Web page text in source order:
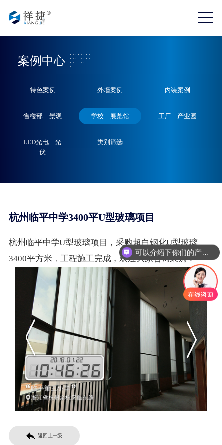
案例中心
特色案例 外墙案例 内装案例
售楼部｜景观 学校｜展览馆 工厂｜产业园
LED光电｜光
伏
类别筛选
杭州临平中学3400平U型玻璃项目
杭州临平中学U型玻璃项目，采购超白钢化U型玻璃
3400平方米，工程施工完成，欢迎大家咨询采购！
返回上一级
你们是怎么收费的呢